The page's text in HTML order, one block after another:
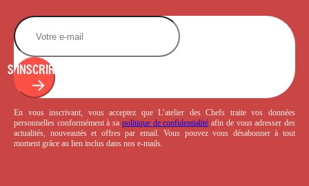
S'INSCRIRE
En vous inscrivant, vous acceptez que L’atelier des Chefs traite vos données
personnelles conformément à sa politique de confidentialité afin de vous adresser des
actualités, nouveautés et offres par email. Vous pouvez vous désabonner à tout
moment grâce au lien inclus dans nos e-mails.